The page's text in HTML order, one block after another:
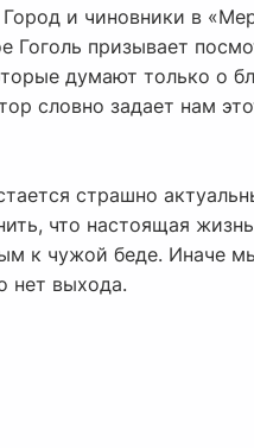
и чиновники в
Гоголь призывает
думают только о
словно задает нам
страшно
что настоящая
к чужой беде. Иначе
нет выхода.